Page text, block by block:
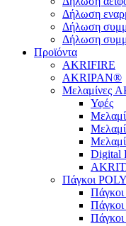
Δήλωση
Δήλωση
Δήλωση
Προϊόντα
AKRIFIRE
AKRIPAN®
Μελαμίνες
Υφές
Digital
Πάγκοι